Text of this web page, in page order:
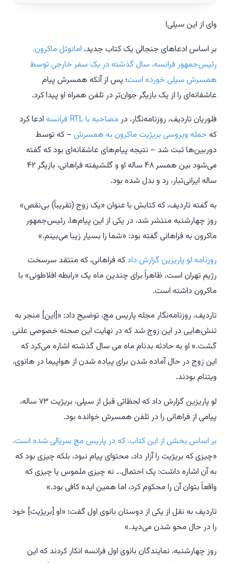
وای از این سیلی!
بر اساس ادعاهای جنجالی یک کتاب جدید، امانوئل ماکرون،
رئیس‌جمهور فرانسه، سال گذشته در یک سفر خارجی توسط
همسرش سیلی خورده است؛ پس از آنکه همسرش پیام
عاشقانه‌ای را از یک بازیگر جوان‌تر در تلفن همراه او پیدا کرد.
فلوریان تاردیف، روزنامه‌نگار، در مصاحبه با RTL فرانسه
ادعا کرد
که حمله ویروسی بریژیت ماکرون به همسرش – که توسط
دوربین‌ها ثبت شد – نتیجه پیام‌های عاشقانه‌ای بود که گفته
می‌شود بین همسر ۴۸ ساله او و گلشیفته فراهانی، بازیگر ۴۲
ساله ایرانی‌تبار، رد و بدل شده بود.
به گفته تاردیف، که کتابش با عنوان «یک زوج (تقریباً) بی‌نقص»
روز چهارشنبه منتشر شد، در یکی از این پیام‌ها، رئیس‌جمهور
ماکرون به فراهانی گفته بود: «شما را بسیار زیبا می‌بینم.»
روزنامه لو پاریزین گزارش دادکه فراهانی، که منتقد سرسخت
رژیم تهران است، ظاهراً برای چندین ماه یک «رابطه افلاطونی» با
ماکرون داشته است.
تاردیف، روزنامه‌نگار مجله پاریس مچ، توضیح داد: «[این] منجر به
تنش‌هایی در این زوج شد که در نهایت این صحنه خصوصی علنی
گشت.» او به حادثه بدنام ماه می سال گذشته اشاره می‌کرد که
این زوج در حال آماده شدن برای پیاده شدن از هواپیما در هانوی،
ویتنام بودند.
لو پاریزین گزارش داد که لحظاتی قبل از سیلی، بریژیت ۷۳ ساله،
پیامی از فراهانی را در تلفن همسرش خوانده بود.
بر اساس بخشی از این کتاب، که در پاریس مچ سریالی شده است،
«چیزی که بریژیت را آزار داد، محتوای پیام نبود، بلکه چیزی بود که
به آن اشاره داشت: یک احتمال… نه چیزی ملموس یا چیزی که
واقعاً بتوان آن را محکوم کرد، اما همین ایده کافی بود.»
تاردیف به نقل از یکی از دوستان بانوی اول گفت: «او [بریژیت] خود
را در حال محو شدن می‌دید.»
روز چهارشنبه، نمایندگان بانوی اول فرانسه انکار کردند که این